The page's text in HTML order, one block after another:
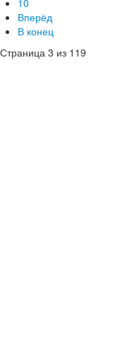
10
Вперёд
В конец
Страница 3 из 119